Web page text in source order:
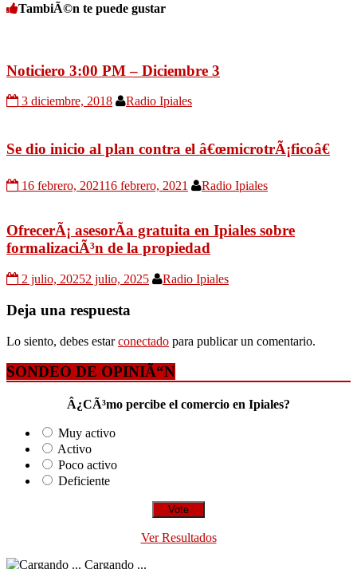
TambiÃ©n te puede gustar
Noticiero 3:00 PM – Diciembre 3
3 diciembre, 2018 Radio Ipiales
Se dio inicio al plan contra el â€œmicrotrÃ¡ficoâ€
16 febrero, 202116 febrero, 2021 Radio Ipiales
OfrecerÃ¡ asesorÃ­a gratuita en Ipiales sobre
formalizaciÃ³n de la propiedad
2 julio, 20252 julio, 2025 Radio Ipiales
Deja una respuesta
Lo siento, debes estarconectado para publicar un comentario.
SONDEO DE OPINIÃ“N
Â¿CÃ³mo percibe el comercio en Ipiales?
Muy activo
Activo
Poco activo
Deficiente
Ver Resultados
Cargando ...